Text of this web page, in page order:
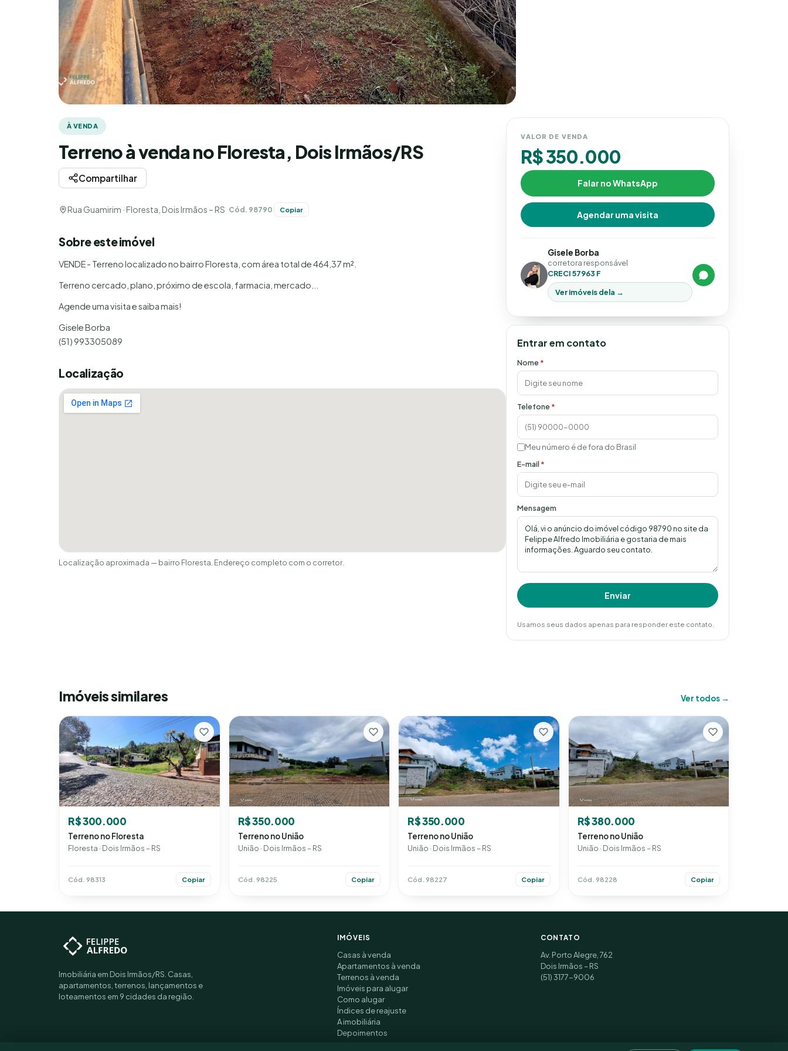
À VENDA
Terreno à venda no Floresta, Dois Irmãos/RS
Compartilhar
Rua Guamirim · Floresta, Dois Irmãos – RS Cód. 98790 Copiar
Sobre este imóvel
VENDE - Terreno localizado no bairro Floresta, com área total de 464,37 m².
Terreno cercado, plano, próximo de escola, farmacia, mercado...
Agende uma visita e saiba mais!
Gisele Borba
(51) 993305089
Localização
Localização aproximada — bairro Floresta. Endereço completo com o corretor.
VALOR DE VENDA
R$ 350.000
Falar no WhatsApp
Agendar uma visita
Gisele Borba
corretora responsável
CRECI 57963 F
Ver imóveis dela →
Entrar em contato
Nome *
Telefone *
Meu número é de fora do Brasil
E-mail *
Mensagem
Enviar
Usamos seus dados apenas para responder este contato.
Imóveis similares Ver todos →
R$ 300.000
Terreno no Floresta
Floresta · Dois Irmãos – RS
Cód. 98313 Copiar
R$ 350.000
Terreno no União
União · Dois Irmãos – RS
Cód. 98225 Copiar
R$ 350.000
Terreno no União
União · Dois Irmãos – RS
Cód. 98227 Copiar
R$ 380.000
Terreno no União
União · Dois Irmãos – RS
Cód. 98228 Copiar
Imobiliária em Dois Irmãos/RS. Casas,
apartamentos, terrenos, lançamentos e
loteamentos em 9 cidades da região.
IMÓVEIS
Casas à venda
Apartamentos à venda
Terrenos à venda
Imóveis para alugar
Como alugar
Índices de reajuste
A imobiliária
Depoimentos
CONTATO
Av. Porto Alegre, 762
Dois Irmãos – RS
(51) 3177-9006